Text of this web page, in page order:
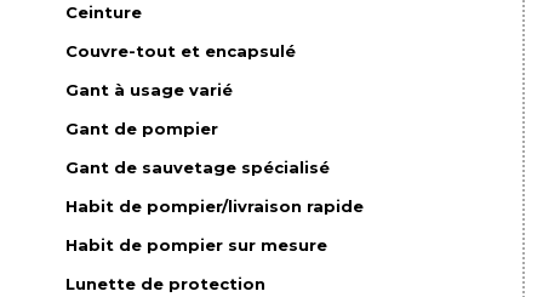
Ceinture
Couvre-tout et encapsulé
Gant à usage varié
Gant de pompier
Gant de sauvetage spécialisé
Habit de pompier/livraison rapide
Habit de pompier sur mesure
Lunette de protection